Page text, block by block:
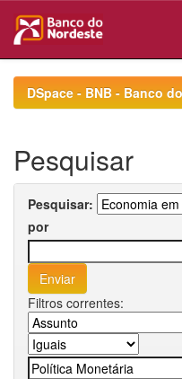
navigationDSpace - BNB - Banco
Pesquisar
Pesquisar:
por
Filtros correntes: